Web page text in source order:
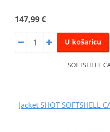
147,99 €
U košaricu
SOFTSHELL
Jacket SHOT SOFTSHELL